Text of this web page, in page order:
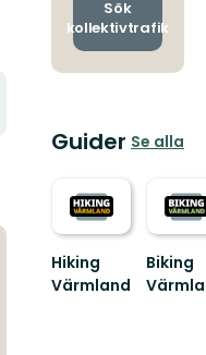
Sök
kollektivtrafik
Guider Se alla
Hiking
Värmland
Biking